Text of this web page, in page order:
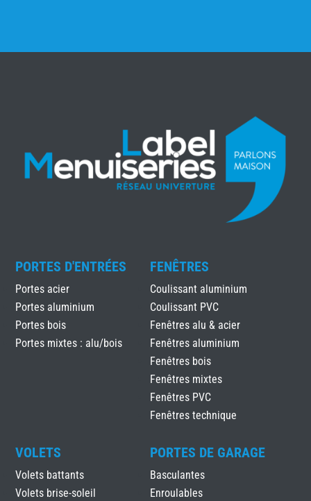
PORTES D'ENTRÉES
Portes acier
Portes aluminium
Portes bois
Portes mixtes : alu/bois
FENÊTRES
Coulissant aluminium
Coulissant PVC
Fenêtres alu & acier
Fenêtres aluminium
Fenêtres bois
Fenêtres mixtes
Fenêtres PVC
Fenêtres technique
VOLETS
Volets battants
Volets brise-soleil
PORTES DE GARAGE
Basculantes
Enroulables